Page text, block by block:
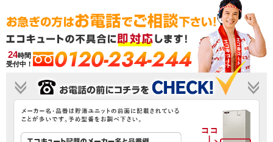
24時間
受付中！
0120-234-244